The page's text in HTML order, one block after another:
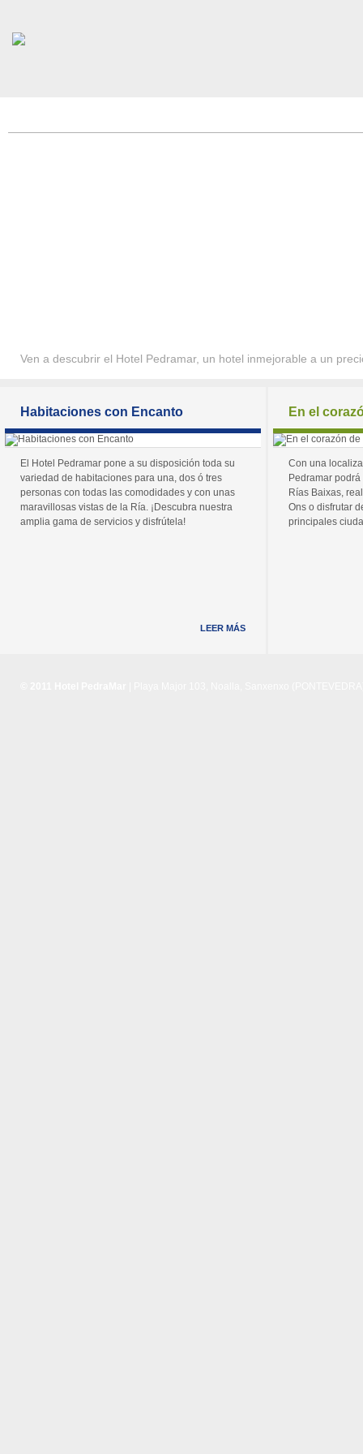
Ven a descubrir el Hotel Pedramar, un hotel inmejorable a un
Habitaciones con Encanto
El Hotel Pedramar pone a su disposición toda su
variedad de habitaciones para una, dos ó tres
personas con todas las comodidades y con unas
maravillosas vistas de la Ría. ¡Descubra nuestra
amplia gama de servicios y disfrútela!
LEER MÁS
En el
Con una
Pedramar
Rías Baixas,
Ons o disfrutar
principales